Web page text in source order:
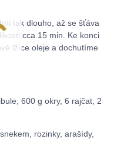
tak dlouho, až se šťáva
cca 15 min. Ke konci
lžíce oleje a dochutíme
600 g okry, 6 rajčat, 2
rozinky, arašídy,